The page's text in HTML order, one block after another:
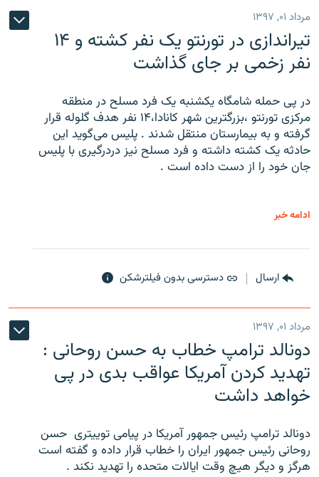
مرداد ۰۱, ۱۳۹۷
تیراندازی در تورنتو یک نفر کشته و ۱۴
نفر زخمی بر جای گذاشت
در پی حمله شامگاه یکشنبه یک فرد مسلح در منطقه
مرکزی تورنتو ،‌بزرگترین شهر کانادا،۱۴ نفر هدف گلوله قرار
گرفته و به بیمارستان منتقل شدند . پلیس می‌گوید این
حادثه یک کشته داشته و فرد مسلح نیز دردرگیری با پلیس
جان خود را از دست داده است .
ادامه خبر
ارسال دسترسی بدون فیلترشکن
مرداد ۰۱, ۱۳۹۷
دونالد ترامپ خطاب به حسن روحانی :
تهدید کردن آمریکا عواقب بدی در پی
خواهد داشت
دونالد ترامپ رئیس جمهور آمریکا در پیامی توییتری ‌ حسن
روحانی رئیس جمهور ایران را خطاب قرار داده و گفته است
هرگز و دیگر هیچ وقت ایالات متحده را تهدید نکند .